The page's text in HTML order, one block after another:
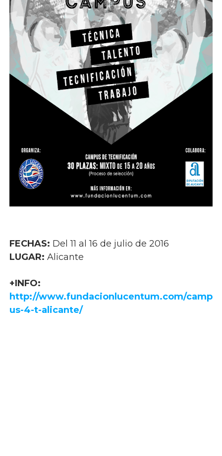
FECHAS: Del 11 al 16 de julio de 2016
LUGAR: Alicante
+INFO:
http://www.fundacionlucentum.com/camp
us-4-t-alicante/